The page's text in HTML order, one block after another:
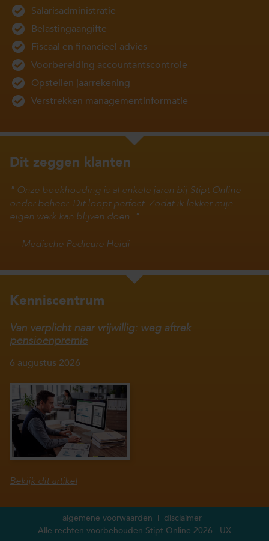
Salarisadministratie
Belastingaangifte
Fiscaal en financieel advies
Voorbereiding accountantscontrole
Opstellen jaarrekening
Verstrekken managementinformatie
Dit zeggen klanten
Onze boekhouding is al enkele jaren bij Stipt Online
onder beheer. Dit loopt perfect. Zodat ik lekker mijn
eigen werk kan blijven doen.
— Medische Pedicure Heidi
Kenniscentrum
Van verplicht naar vrijwillig: weg aftrek
pensioenpremie
6 augustus 2026
Bekijk dit artikel
algemene voorwaarden
disclaimer
Alle rechten voorbehouden Stipt Online 2026 - UX